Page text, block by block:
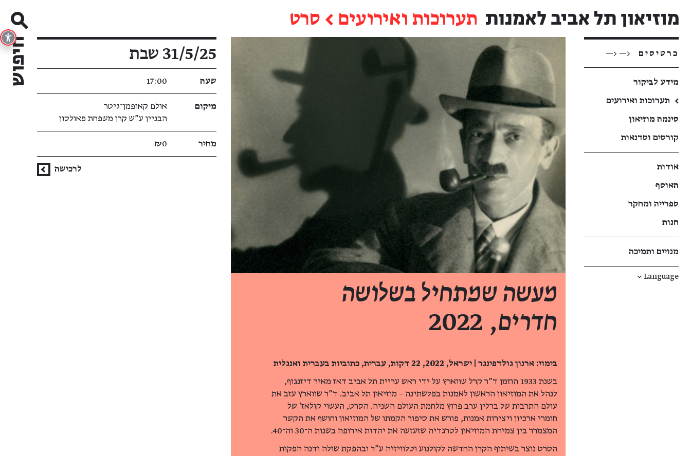
תערוכות ואירועים ← סרט
כרטיסים <— <—
מידע לביקור
←
תערוכות ואירועים
סינמה מוזיאון
קורסים וסדנאות
אודות
האוסף
ספרייה ומחקר
חנות
מנויים ותמיכה
Language
↓
מעשה שמתחיל בשלושה
חדרים, 2022
בימוי: ארנון גולדפינגר | ישראל, 2022, 22 דקות, עברית, כתוביות בעברית ואנגלית
בשנת 1933 הוזמן ד"ר קרל שווארץ על ידי ראש עריית תל אביב דאז מאיר דיזנגוף,
לנהל את המוזיאון הראשון לאמנות בפלשתינה – מוזיאון תל אביב. ד"ר שווארץ עזב את
עולם התרבות של ברלין ערב פרוץ מלחמת העולם השניה. הסרט, העשוי קולאז' של
חומרי ארכיון ויצירות אמנות, פורש את סיפור הקמתו של המוזיאון וחושף את הקשר
המצמרר בין צמיחת המוזיאון לטרגדיה שזעזעה את יהדות אירופה בשנות ה־30 וה־40.
הסרט נוצר בשיתוף הקרן החדשה לקולנוע וטלוויזיה ע"ר ובהפקת שולה ודנה הפקות
פרטי האירוע
31/5/25 שבת
שעה 17:00
מיקום
אולם קאופמן־גיטר
הבניין ע"ש קרן משפחת פאולסון
מחיר ₪0
לרכישה